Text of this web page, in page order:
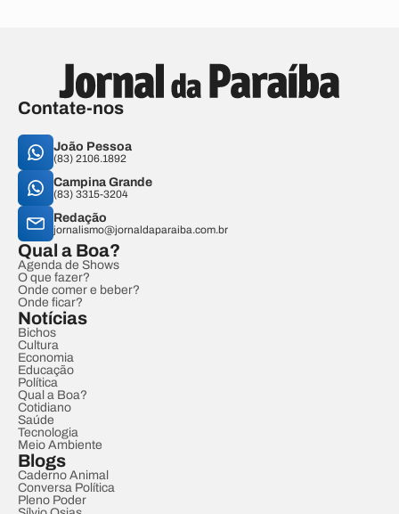
Contate-nos
João Pessoa
(83) 2106.1892
Campina Grande
(83) 3315-3204
Redação
jornalismo@jornaldaparaiba.com.br
Qual a Boa?
Agenda de Shows
O que fazer?
Onde comer e beber?
Onde ficar?
Notícias
Bichos
Cultura
Economia
Educação
Política
Qual a Boa?
Cotidiano
Saúde
Tecnologia
Meio Ambiente
Blogs
Caderno Animal
Conversa Política
Pleno Poder